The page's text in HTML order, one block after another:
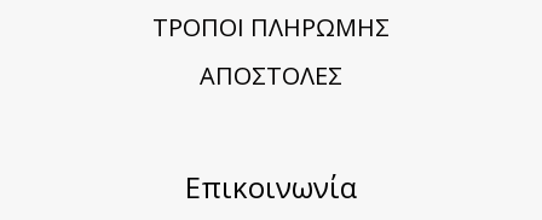
TΡΟΠΟΙ ΠΛΗΡΩΜΗΣ
ΑΠΟΣΤΟΛΕΣ
Επικοινωνία